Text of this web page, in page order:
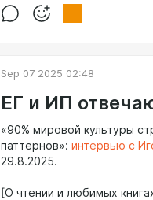
Sep 07 2025 02:48
ЕГ и ИП
«90% мировой культуры
паттернов»: интервью с
29.8.2025.
[О чтении и любимых